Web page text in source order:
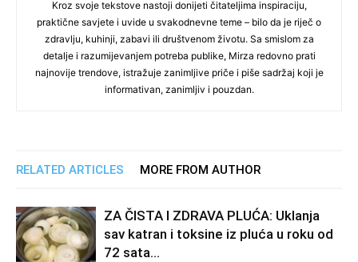
Kroz svoje tekstove nastoji donijeti čitateljima inspiraciju,
praktične savjete i uvide u svakodnevne teme – bilo da je riječ o
zdravlju, kuhinji, zabavi ili društvenom životu. Sa smislom za
detalje i razumijevanjem potreba publike, Mirza redovno prati
najnovije trendove, istražuje zanimljive priče i piše sadržaj koji je
informativan, zanimljiv i pouzdan.
RELATED ARTICLES MORE FROM AUTHOR
ZA ČISTA I ZDRAVA PLUĆA: Uklanja
sav katran i toksine iz pluća u roku od
72 sata…